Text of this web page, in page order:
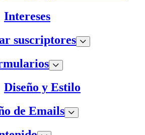
Intereses
suscriptores
Diseño y Estilo
de Emails